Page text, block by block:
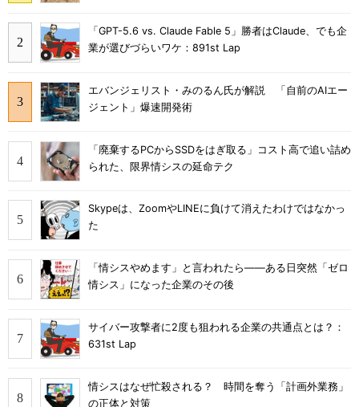
「GPT-5.6 vs. Claude Fable 5」勝者はClaude、でも企
業が選びづらいワケ：891st Lap
エバンジェリスト・みのるん氏が解説 「自前のAIエー
ジェント」爆速開発術
「廃棄するPCからSSDをはぎ取る」コスト高で追い詰め
られた、限界情シスの延命テク
Skypeは、ZoomやLINEに負けて消えたわけではなかっ
た
「情シスやめます」と言われたら――ある日突然「ゼロ
情シス」になった企業のその後
サイバー攻撃者に2度も狙われる企業の共通点とは？：
631st Lap
情シスはなぜ忙殺される？ 時間を奪う「計画外業務」
の正体と対策